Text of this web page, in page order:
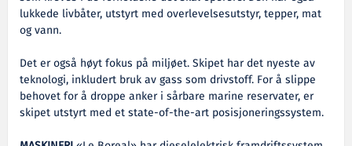
lukkede livbåter, utstyrt med overlevelsesutstyr, tepper, mat
og vann.
Det er også høyt fokus på miljøet. Skipet har det nyeste av
teknologi, inkludert bruk av gass som drivstoff. For å slippe
behovet for å droppe anker i sårbare marine reservater, er
skipet utstyrt med et state-of-the-art posisjoneringssystem.